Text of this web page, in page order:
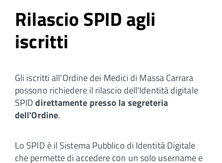
Rilascio SPID agli
iscritti
Gli iscritti all'Ordine dei Medici di Massa Carrara
possono richiedere il rilascio dell'Identità digitale
SPIDdirettamente presso la segreteria
dell'Ordine.
Lo SPID è il Sistema Pubblico di Identità Digitale
che permette di accedere con un solo username e